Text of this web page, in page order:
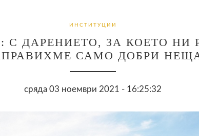
ИНСТИТУЦИИ
С ДАРЕНИЕТО, ЗА КОЕТО НИ
САМО ДОБРИ
сряда 03 ноември 2021 - 16:25:32